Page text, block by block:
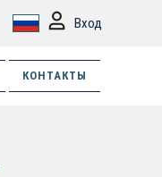
Вход
КОНТАКТЫ